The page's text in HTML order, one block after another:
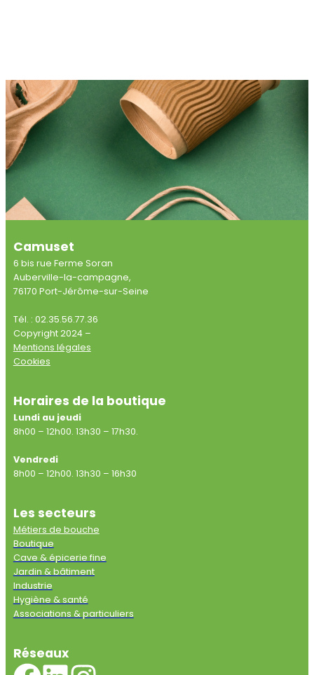
Camuset
6 bis rue Ferme Soran
Auberville-la-campagne,
76170 Port-Jérôme-sur-Seine
Tél. : 02.35.56.77.36
Copyright 2024 –
Mentions légales
Cookies
Horaires de la boutique
Lundi au jeudi
8h00 – 12h00. 13h30 – 17h30.
Vendredi
8h00 – 12h00. 13h30 – 16h30
Les secteurs
Métiers de bouche
Boutique
Cave & épicerie fine
Jardin & bâtiment
Industrie
Hygiène & santé
Associations & particuliers
Réseaux